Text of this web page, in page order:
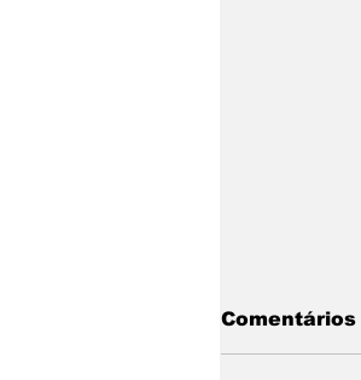
Comentários